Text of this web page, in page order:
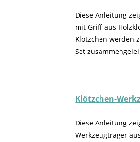
Diese Anleitung
mit Griff aus
Klötzchen werden
Set
Klötzchen-
Diese Anleitung
Werkzeugträger